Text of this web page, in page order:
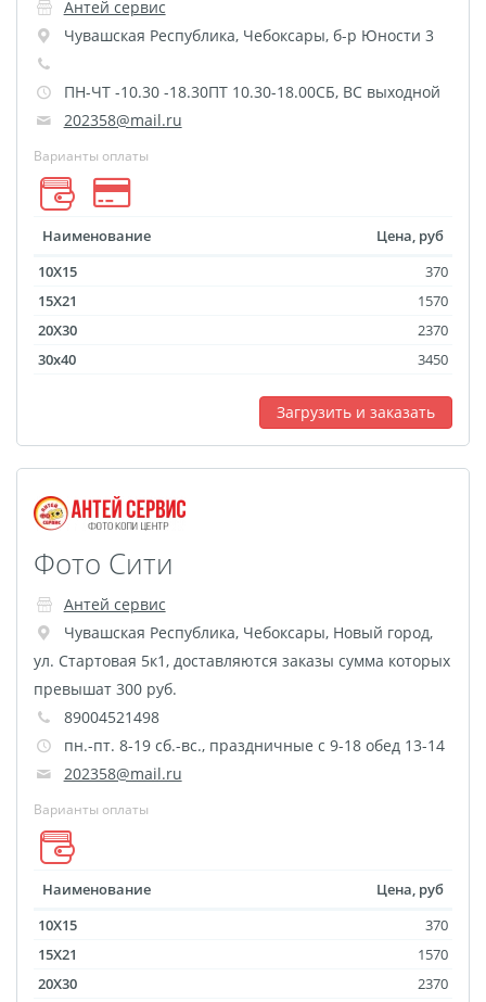
Фотоколлаж
Визитки
Календарь перекидной
Календарь настольный
блоком
Елочный шарик
(новогод. игрушки)
Календарь карманный
Письмо от Деда Мороза
Таблички на
автомобиль
Футляр для CD/DVD
Фотокамни
Фотооткрытка
Грамоты и дипломы
Прикольные принты
УФ печать на чехлах
Открытки и
приглашения
Рамки и шары водяные
Фотокарточки
Домовые таблички
Наклейки и стикеры
Альбом брелок
Наградные ленты
Антей сервис
Чувашская Республика, Чебоксары, б-р Юности 3
ПН-ЧТ -10.30 -18.30ПТ 10.30-18.00СБ, ВС выходной
202358@mail.ru
Варианты оплаты
Наименование
Цена, руб
10X15
370
15X21
1570
20X30
2370
30x40
3450
Загрузить и заказать
Фото Сити
Антей сервис
Чувашская Республика, Чебоксары, Новый город,
ул. Стартовая 5к1, доставляются заказы сумма которых
превышат 300 руб.
89004521498
пн.-пт. 8-19 сб.-вс., праздничные с 9-18 обед 13-14
202358@mail.ru
Варианты оплаты
Наименование
Цена, руб
10X15
370
15X21
1570
20X30
2370